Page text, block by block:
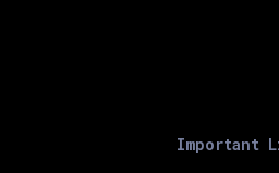
Important